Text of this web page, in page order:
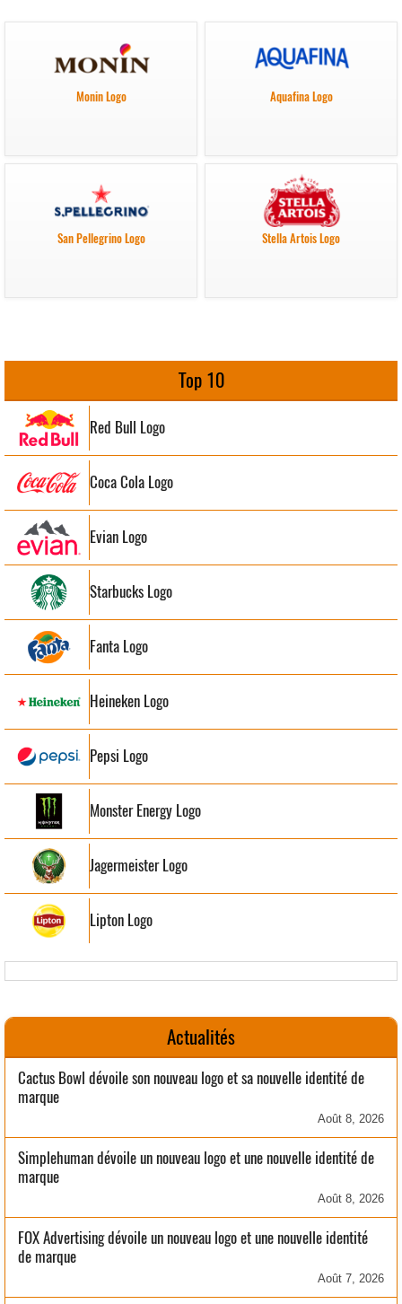
Monin Logo Aquafina Logo
San Pellegrino Logo Stella Artois Logo
Top 10
Red Bull Logo
Coca Cola Logo
Evian Logo
Starbucks Logo
Fanta Logo
Heineken Logo
Pepsi Logo
Monster Energy Logo
Jagermeister Logo
Lipton Logo
Actualités
Cactus Bowl dévoile son nouveau logo et sa nouvelle identité de
marque
Août 8, 2026
Simplehuman dévoile un nouveau logo et une nouvelle identité de
marque
Août 8, 2026
FOX Advertising dévoile un nouveau logo et une nouvelle identité
de marque
Août 7, 2026